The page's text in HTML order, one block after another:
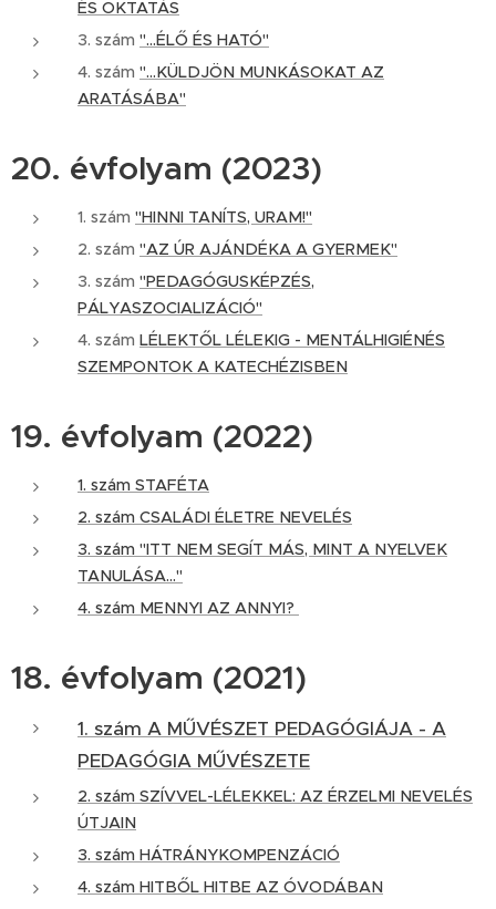
ÉS OKTATÁS
3. szám "...ÉLŐ ÉS HATÓ"
4. szám "...KÜLDJÖN MUNKÁSOKAT AZ
ARATÁSÁBA"
20. évfolyam (2023)
1. szám "HINNI TANÍTS, URAM!"
2. szám "AZ ÚR AJÁNDÉKA A GYERMEK"
3. szám "PEDAGÓGUSKÉPZÉS,
PÁLYASZOCIALIZÁCIÓ"
4. szám LÉLEKTŐL LÉLEKIG - MENTÁLHIGIÉNÉS
SZEMPONTOK A KATECHÉZISBEN
19. évfolyam (2022)
1. szám STAFÉTA
2. szám CSALÁDI ÉLETRE NEVELÉS
3. szám "ITT NEM SEGÍT MÁS, MINT A NYELVEK
TANULÁSA..."
4. szám MENNYI AZ ANNYI?
18. évfolyam (2021)
1. szám A MŰVÉSZET PEDAGÓGIÁJA - A
PEDAGÓGIA MŰVÉSZETE
2. szám SZÍVVEL-LÉLEKKEL: AZ ÉRZELMI NEVELÉS
ÚTJAIN
3. szám HÁTRÁNYKOMPENZÁCIÓ
4. szám HITBŐL HITBE AZ ÓVODÁBAN